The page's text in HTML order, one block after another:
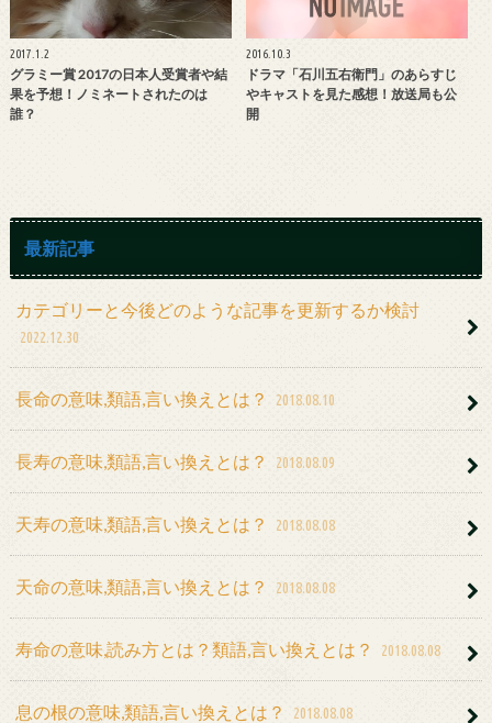
2017.1.2
グラミー賞 2017の日本人受賞者や結
果を予想！ノミネートされたのは
誰？
2016.10.3
ドラマ「石川五右衛門」のあらすじ
やキャストを見た感想！放送局も公
開
最新記事
カテゴリーと今後どのような記事を更新するか検討
2022.12.30
長命の意味,類語,言い換えとは？ 2018.08.10
長寿の意味,類語,言い換えとは？ 2018.08.09
天寿の意味,類語,言い換えとは？ 2018.08.08
天命の意味,類語,言い換えとは？ 2018.08.08
寿命の意味,読み方とは？類語,言い換えとは？ 2018.08.08
息の根の意味,類語,言い換えとは？ 2018.08.08